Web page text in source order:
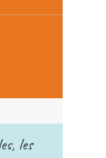
les